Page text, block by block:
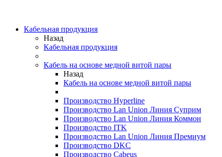
Кабельная продукция
Назад
Кабельная продукция
Кабель на основе медной витой пары
Назад
Кабель на основе медной витой пары
Производство Hyperline
Производство Lan Union Линия Суприм
Производство Lan Union Линия Коммон
Производство ITK
Производство Lan Union Линия Премиум
Производство DKC
Производство Cabeus